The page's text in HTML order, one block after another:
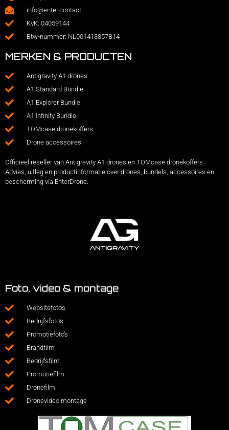
info@enter.contact
KvK: 04059144
Btw-nummer: NL001413857B14
MERKEN & PRODUCTEN
Antigravity A1 drones
A1 Standard Bundle
A1 Explorer Bundle
A1 Infinity Bundle
TOMcase dronekoffers
Drone accessoires
Officieel reseller van Antigravity A1 drones en TOMcase dronekoffers.
Advies, uitleg en productinformatie over drones, bundels, accessoires en
bescherming via EnterDrone.
Foto, video & montage
Websitefoto’s
Bedrijfsfoto’s
Promotiefoto’s
Brandfilm
Bedrijfsfilm
Promotiefilm
Dronefilm
Dronevideo montage